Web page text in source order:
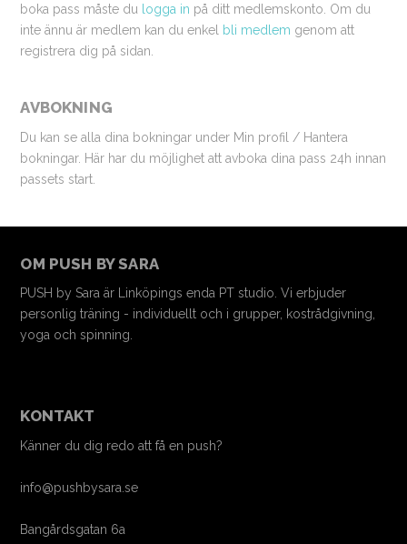
boka pass måste du
logga in på ditt medlemskonto. Om du
inte ännu är medlem kan du enkel bli medlem genom att
registrera dig på sidan.
AVBOKNING
Du kan se alla dina bokningar under Min profil / Hantera
bokningar. Här har du möjlighet att avboka dina pass 24h innan
passets start.
OM PUSH BY SARA
PUSH by Sara är Linköpings enda PT studio. Vi erbjuder
personlig träning - individuellt och i grupper, kostrådgivning,
yoga och spinning.
KONTAKT
Känner du dig redo att få en push?
info@pushbysara.se
Bangårdsgatan 6a